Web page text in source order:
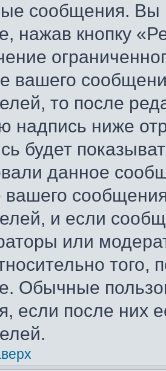
сообщения. Вы
нажав кнопку
вашего
то после
надпись ниже
будет
данное
и если
или
Обычные
если после них